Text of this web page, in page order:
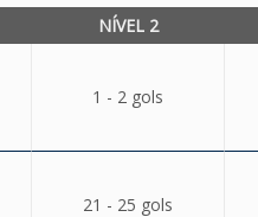
NÍVEL 2
1 - 2 gols
21 - 25 gols